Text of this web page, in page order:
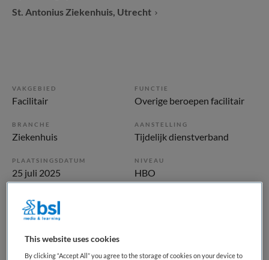
St. Antonius Ziekenhuis, Utrecht
VAKGEBIED
Facilitair
FUNCTIE
Overige beroepen facilitair
BRANCHE
Ziekenhuis
AANSTELLING
Tijdelijk dienstverband
PLAATSINGSDATUM
25 juli 2025
NIVEAU
HBO
Ervaren
Vacature niet beschikbaar
This website uses cookies
By clicking “Accept All” you agree to the storage of cookies on your device to